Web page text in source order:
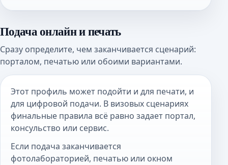
Подача онлайн и печать
Сразу определите, чем заканчивается сценарий:
порталом, печатью или обоими вариантами.
Этот профиль может подойти и для печати, и
для цифровой подачи. В визовых сценариях
финальные правила всё равно задает портал,
консульство или сервис.
Если подача заканчивается
фотолабораторией, печатью или окном